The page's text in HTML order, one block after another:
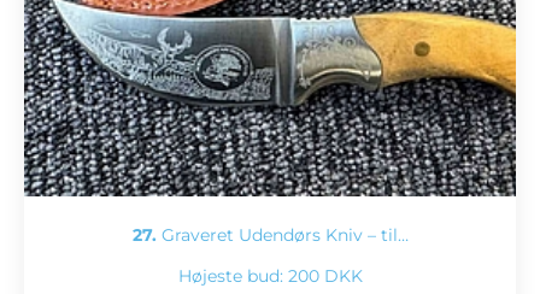
27. Graveret Udendørs Kniv – til…
Højeste bud: 200 DKK